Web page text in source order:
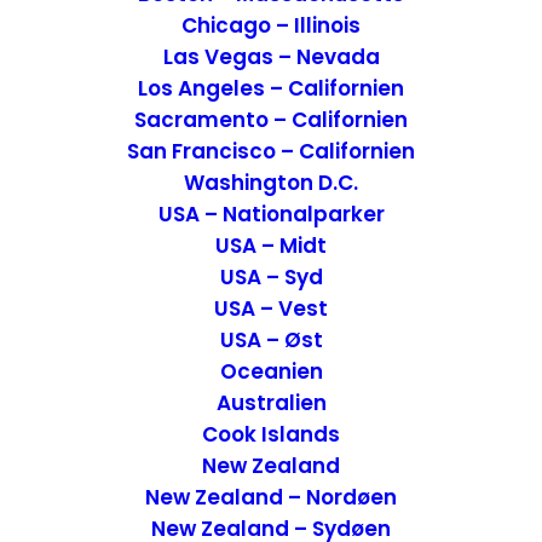
Chicago – Illinois
Las Vegas – Nevada
Los Angeles – Californien
Sacramento – Californien
San Francisco – Californien
Washington D.C.
USA – Nationalparker
USA – Midt
USA – Syd
USA – Vest
USA – Øst
Oceanien
Australien
Cook Islands
New Zealand
New Zealand – Nordøen
New Zealand – Sydøen
Turen går til Thüringen
Turen går til Thüringen, der er en af de
mindre delstater og som ligger midt i
Tyskland. En delstat der i dag er